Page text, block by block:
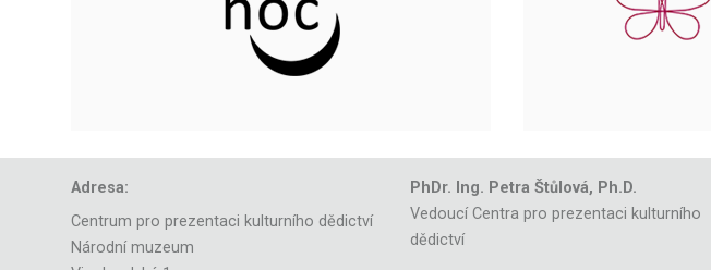
Adresa:
Centrum pro prezentaci kulturního dědictví
Národní muzeum
PhDr. Ing. Petra Štůlová, Ph.D.
Vedoucí Centra pro prezentaci kulturního
dědictví